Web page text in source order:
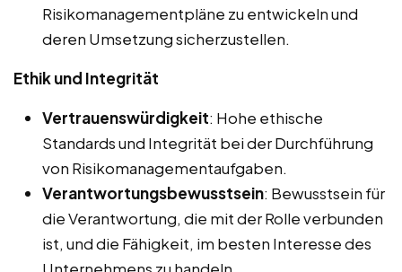
Risikomanagementpläne zu entwickeln und
deren Umsetzung sicherzustellen.
Ethik und Integrität
Vertrauenswürdigkeit: Hohe ethische
Standards und Integrität bei der Durchführung
von Risikomanagementaufgaben.
Verantwortungsbewusstsein: Bewusstsein für
die Verantwortung, die mit der Rolle verbunden
ist, und die Fähigkeit, im besten Interesse des